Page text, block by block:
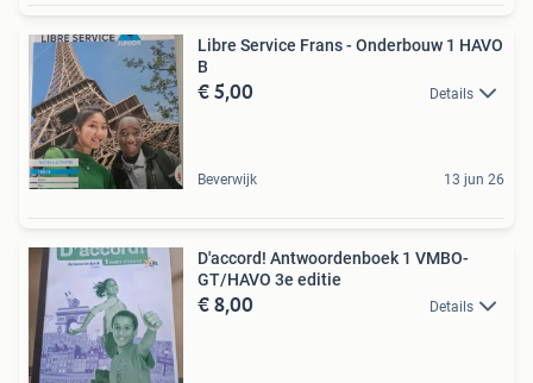
Libre Service Frans - Onderbouw 1 HAVO
B
€ 5,00 Details
Beverwijk 13 jun 26
D'accord! Antwoordenboek 1 VMBO-
GT/HAVO 3e editie
€ 8,00 Details